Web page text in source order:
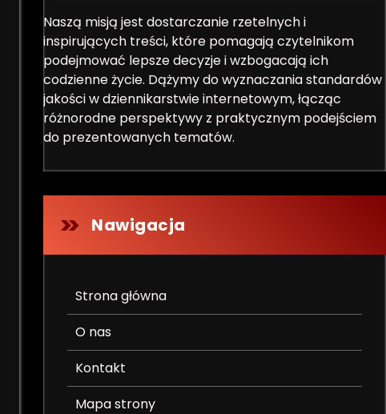
Naszą misją jest dostarczanie rzetelnych i
inspirujących treści, które pomagają czytelnikom
podejmować lepsze decyzje i wzbogacają ich
codzienne życie. Dążymy do wyznaczania standardów
jakości w dziennikarstwie internetowym, łącząc
różnorodne perspektywy z praktycznym podejściem
do prezentowanych tematów.
Nawigacja
Strona główna
O nas
Kontakt
Mapa strony